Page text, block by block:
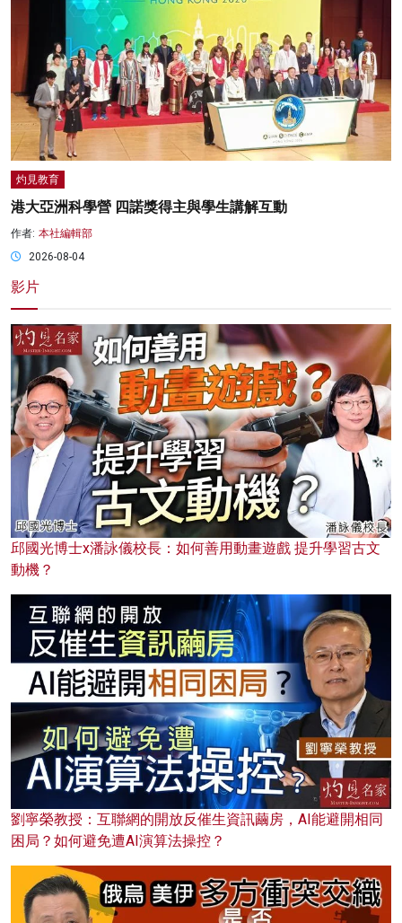
灼見教育
港大亞洲科學營 四諾獎得主與學生講解互動
作者: 本社編輯部
2026-08-04
影片
邱國光博士x潘詠儀校長：如何善用動畫遊戲 提升學習古文
動機？
劉寧榮教授：互聯網的開放反催生資訊繭房，AI能避開相同
困局？如何避免遭AI演算法操控？